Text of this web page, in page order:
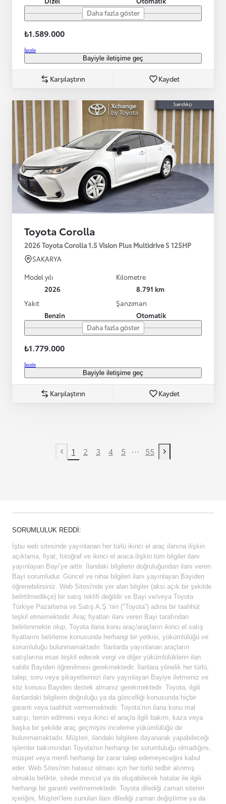
Daha fazla göster
₺1.589.000
İncele
Bayiyle iletişime geç
Karşılaştırın Kaydet
Toyota Corolla
2026 Toyota Corolla 1.5 Vision Plus Multidrive S 125HP
SAKARYA
Model yılı
2026
Kilometre
8.791 km
Yakıt
Benzin
Şanzıman
Otomatik
Daha fazla göster
₺1.779.000
İncele
Bayiyle iletişime geç
Karşılaştırın Kaydet
Previous page
1 2 3 4 5 ... 55
Next page
SORUMLULUK REDDI:
İşbu web sitesinde yayınlanan her türlü ikinci el araç ilanına ilişkin
açıklama, fiyat, fotoğraf ve ikinci el araca ilişkin tüm bilgiler ilanı
yayınlayan Bayi’ye aittir. İlandaki bilgilerin doğruluğundan ilanı veren
Bayi sorumludur. Güncel ve nihai bilgileri ilanı yayınlayan Bayiden
öğrenebilirsiniz. Web Sitesi'nde yer alan bilgiler (aksi açık bir şekilde
belirtilmedikçe) bir satış teklifi değildir ve Bayi ve/veya Toyota
Türkiye Pazarlama ve Satış A.Ş.’nin ("Toyota”) adına bir taahhüt
teşkil etmemektedir. Araç fiyatları ilanı veren Bayi tarafından
belirlenmekte olup, Toyota ilana konu araç/araçların ikinci el satış
fiyatlarını belirleme konusunda herhangi bir yetkisi, yükümlülüğü ve
sorumluluğu bulunmamaktadır. İlanlarda yayınlanan araçların
satışlarına esas teşkil edecek vergi ve diğer yükümlülüklerin ilan
sahibi Bayiden öğrenilmesi gerekmektedir. İlanlara yönelik her türlü,
talep, soru veya şikayetlerinizi ilanı yayınlayan Bayiye iletmeniz ve
söz konusu Bayiden destek almanız gerekmektedir. Toyota, ilgili
ilanlardaki bilgilerin doğruluğu ya da güncelliği konusunda hiçbir
garanti veya taahhüt vermemektedir. Toyota’nın ilana konu mal
satışı, temin edilmesi veya ikinci el araçla ilgili bakım, kaza veya
başka bir şekilde araç geçmişini inceleme yükümlülüğü de
bulunmamaktadır. Müşteri, ilandaki bilgilere dayanarak yapabileceği
işlemler bakımından Toyota'nın herhangi bir sorumluluğu olmadığını,
müspet veya menfi herhangi bir zarar talep edemeyeceğini kabul
eder. Web Sitesi'nin hatasız olması için her türlü tedbir alınmış
olmakla birlikte, sitede mevcut ya da oluşabilecek hatalar ile ilgili
herhangi bir garanti verilmemektedir. Toyota dilediği zaman sitenin
içeriğini, Müşteri’lere sunulan ilanı dilediği zaman değiştirme ya da